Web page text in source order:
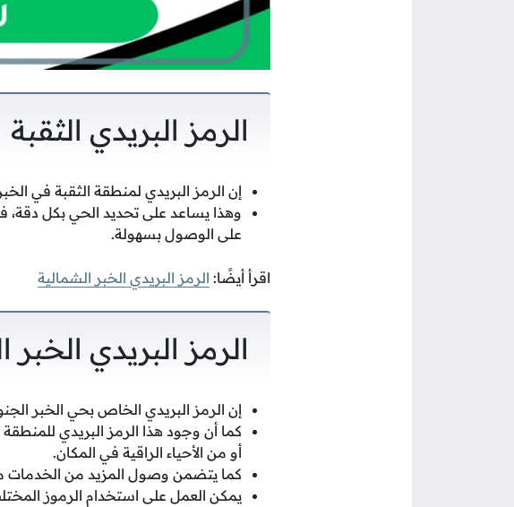
الرمز البريدي الثقبة
إن الرمز البريدي لمنطقة الثقبة في الخبر
وهذا يساعد على تحديد الحي بكل دقة،
على الوصول بسهولة.
اقرأ أيضًا: الرمز البريدي الخبر الشمالية
الرمز البريدي الخبر
إن الرمز البريدي الخاص بحي الخبر
كما أن وجود هذا الرمز البريدي
أو من الأحياء الراقية في المكان.
كما يتضمن وصول المزيد من الخدمات
يمكن العمل على استخدام الرموز